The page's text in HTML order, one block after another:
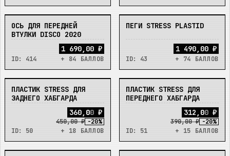
В_НАЛИЧИИ
ОСЬ ДЛЯ ПЕРЕДНЕЙ
ВТУЛКИ DISCO 2020
ID: 414
1 690,00 ₽
+ 84 БАЛЛОВ
В_НАЛИЧИИ
ПЕГИ STRESS PLASTID
ID: 43
1 490,00 ₽
+ 74 БАЛЛОВ
В_НАЛИЧИИ
ПЛАСТИК STRESS ДЛЯ
ЗАДНЕГО ХАБГАРДА
ID: 50
360,00 ₽
450,00 ₽ -20%
+ 18 БАЛЛОВ
В_НАЛИЧИИ
ПЛАСТИК STRESS ДЛЯ
ПЕРЕДНЕГО ХАБГАРДА
ID: 51
312 ,00 ₽
390,00 ₽ -20%
+ 15 БАЛЛОВ